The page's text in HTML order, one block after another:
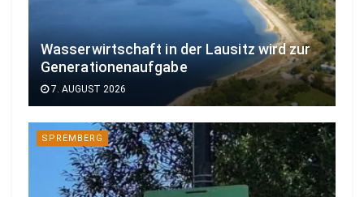
Wasserwirtschaft in der Lausitz wird zur
Generationenaufgabe
7. AUGUST 2026
SPREMBERG